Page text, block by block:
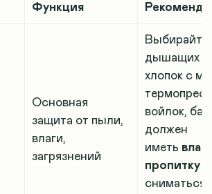
Функция
Основная
защита от пыли,
влаги,
загрязнений
Выбирайте
дышащих
хлопок с
войлок,
должен
иметь
пропитку
сниматься